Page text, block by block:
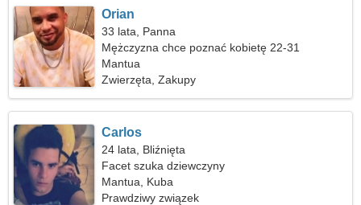
Orian
33 lata, Panna
Mężczyzna chce poznać kobietę 22-31
Mantua
Zwierzęta, Zakupy
Carlos
24 lata, Bliźnięta
Facet szuka dziewczyny
Mantua, Kuba
Prawdziwy związek